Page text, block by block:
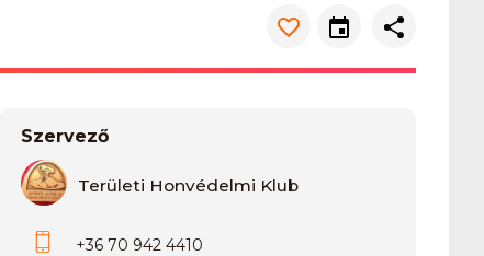
Szervező
Területi Honvédelmi Klub
+36 70 942 4410